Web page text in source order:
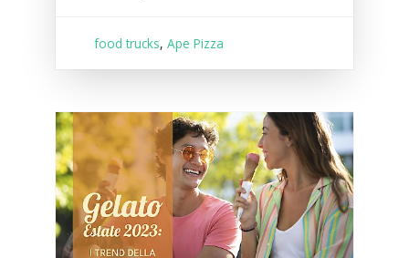
food trucks,Ape Pizza